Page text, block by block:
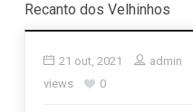
Recanto dos Velhinhos
21 out, 2021 admin
views
0